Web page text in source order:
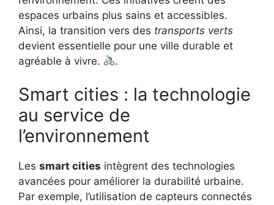
espaces urbains plus sains et accessibles.
Ainsi, la transition vers des transports verts
devient essentielle pour une ville durable et
agréable à vivre.
.
Smart cities : la technologie
au service de
l’environnement
Les smart cities intègrent des technologies
avancées pour améliorer la durabilité urbaine.
Par exemple, l’utilisation de capteurs connectés